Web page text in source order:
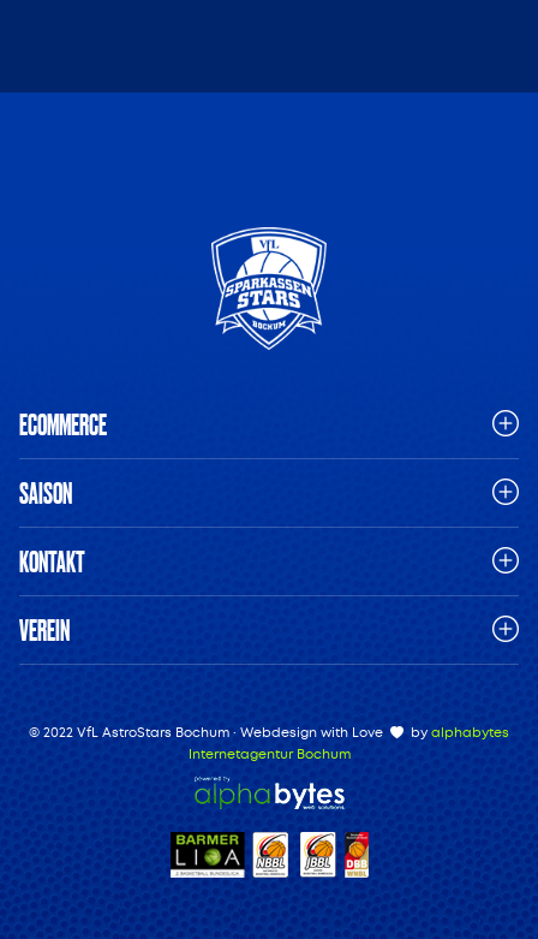
ECOMMERCE
SAISON
KONTAKT
VEREIN
© 2022 VfL AstroStars Bochum · Webdesign with Love by alphabytes
Internetagentur Bochum